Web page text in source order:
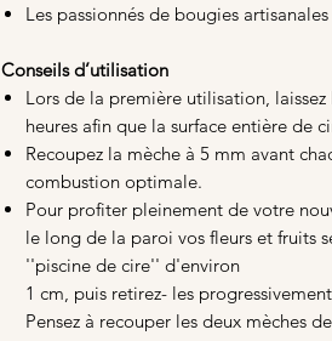
Les passionnés de bougies
Conseils d’utilisation
Lors de la première utilisation,
heures afin que la surface entière de
Recoupez la mèche à 5 mm avant
combustion optimale.
Pour profiter pleinement de votre
le long de la paroi vos fleurs et fruits
''piscine de cire'' d'environ
1 cm, puis retirez- les
Pensez à recouper les deux mèches